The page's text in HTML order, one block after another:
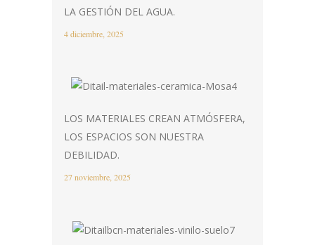
LA GESTIÓN DEL AGUA.
4 diciembre, 2025
LOS MATERIALES CREAN ATMÓSFERA,
LOS ESPACIOS SON NUESTRA
DEBILIDAD.
27 noviembre, 2025